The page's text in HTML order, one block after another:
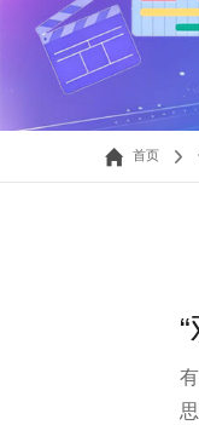
首页